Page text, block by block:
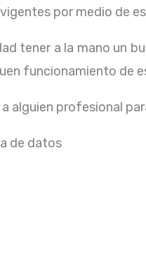
por medio de
tener a la mano un
funcionamiento de
alguien profesional
de datos